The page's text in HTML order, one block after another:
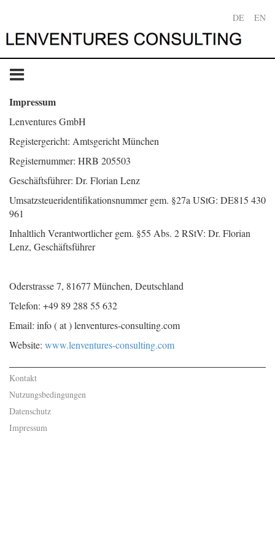
DE EN
Impressum
Lenventures GmbH
Registergericht: Amtsgericht München
Registernummer: HRB 205503
Geschäftsführer: Dr. Florian Lenz
Umsatzsteueridentifikationsnummer gem. §27a UStG: DE815 430
961
Inhaltlich Verantwortlicher gem. §55 Abs. 2 RStV: Dr. Florian
Lenz, Geschäftsführer
Oderstrasse 7, 81677 München, Deutschland
Telefon: +49 89 288 55 632
Email: info ( at ) lenventures-consulting.com
Website: www.lenventures-consulting.com
Kontakt
Nutzungsbedingungen
Datenschutz
Impressum